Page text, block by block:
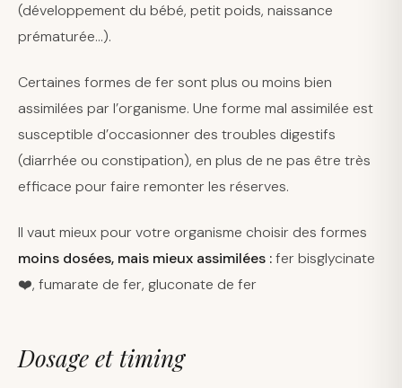
(développement du bébé, petit poids, naissance
prématurée…).
Certaines formes de fer sont plus ou moins bien
assimilées par l’organisme. Une forme mal assimilée est
susceptible d’occasionner des troubles digestifs
(diarrhée ou constipation), en plus de ne pas être très
efficace pour faire remonter les réserves.
Il vaut mieux pour votre organisme choisir des formes
moins dosées, mais mieux assimilées :fer bisglycinate
❤️, fumarate de fer, gluconate de fer
Dosage et timing